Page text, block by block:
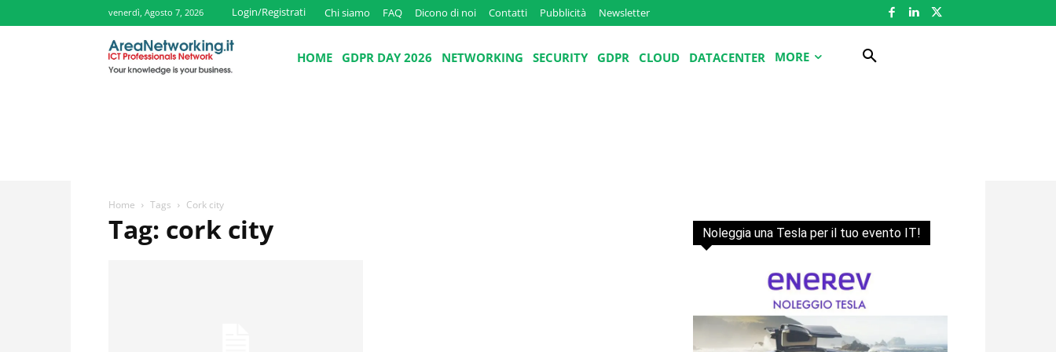
venerdì, Agosto 7, 2026 Login/Registrati Chi siamo FAQ Dicono di noi Contatti Pubblicità Newsletter
HOME GDPR DAY 2026 NETWORKING SECURITY GDPR CLOUD DATACENTER MORE
Home Tags Cork city
Tag: cork city Noleggia una Tesla per il tuo evento IT!